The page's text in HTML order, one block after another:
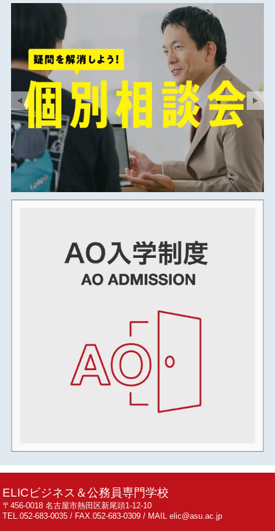
2025年08月
2025年06月
2025年05月
2025年04月
2025年03月
2025年02月
2025年01月
2024年12月
2024年11月
2024年10月
2024年09月
2023年07月
2023年06月
2023年05月
2023年04月
2023年03月
ELICビジネス＆公務員専門学校
〒456-0018 名古屋市熱田区新尾頭1-12-10
TEL.052-683-0035 / FAX.052-683-0309 / MAIL elic@asu.ac.jp